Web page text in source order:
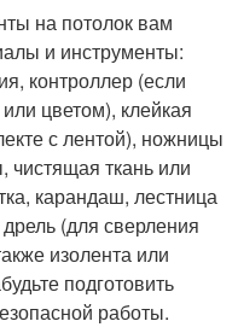
на потолок вам
и инструменты:
контроллер (если
цветом), клейкая
с лентой), ножницы
чистящая ткань или
карандаш, лестница
(для сверления
изолента или
подготовить
работы.